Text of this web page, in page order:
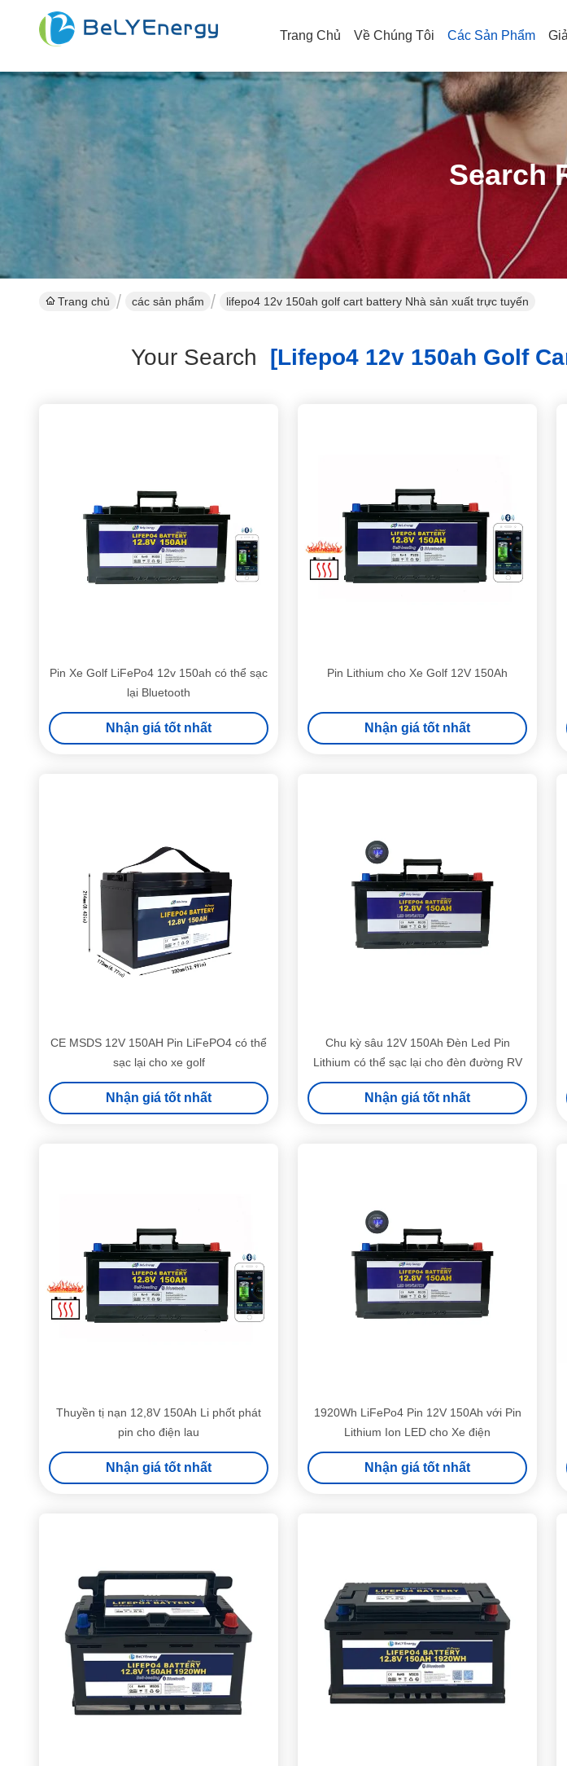
Trang Chủ Về Chúng Tôi Các Sản Phẩm
Search
Trang chủ các sản phẩm lifepo4 12v 150ah golf cart battery Nhà sản xuất trực tuyến
Your Search [lifepo4 12v 150ah Golf
Pin Xe Golf LiFePo4 12v 150ah có thể sạc
lại Bluetooth
Nhận giá tốt nhất
Pin Lithium cho Xe Golf 12V 150Ah
Nhận giá tốt nhất
CE MSDS 12V 150AH Pin LiFePO4 có thể
sạc lại cho xe golf
Nhận giá tốt nhất
Chu kỳ sâu 12V 150Ah Đèn Led Pin
Lithium có thể sạc lại cho đèn đường RV
Nhận giá tốt nhất
Thuyền tị nạn 12,8V 150Ah Li phốt phát
pin cho điện lau
Nhận giá tốt nhất
1920Wh LiFePo4 Pin 12V 150Ah với Pin
Lithium Ion LED cho Xe điện
Nhận giá tốt nhất